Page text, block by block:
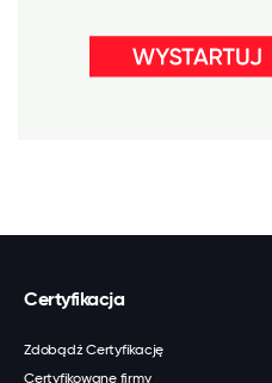
Certyfikacja
Zdobądź Certyfikację
Certyfikowane firmy